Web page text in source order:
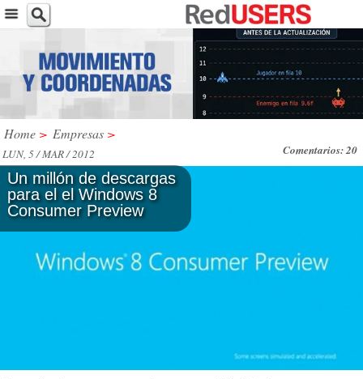
Home > Empresas >
Comentarios: 20
LUN, 5 / MAR / 2012
Un millón de descargas
para el el Windows 8
Consumer Preview